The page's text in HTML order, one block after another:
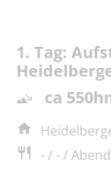
1. Tag:
ca
- / - /